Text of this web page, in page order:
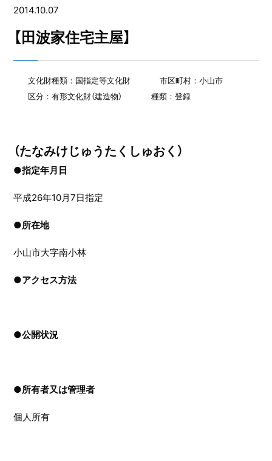
2014.10.07
【田波家住宅主屋】
文化財種類：国指定等文化財
市区町村：小山市
区分：有形文化財（建造物）
種類：登録
（たなみけじゅうたくしゅおく）
●指定年月日
平成26年10月7日指定
●所在地
小山市大字南小林
●アクセス方法
●公開状況
●所有者又は管理者
個人所有